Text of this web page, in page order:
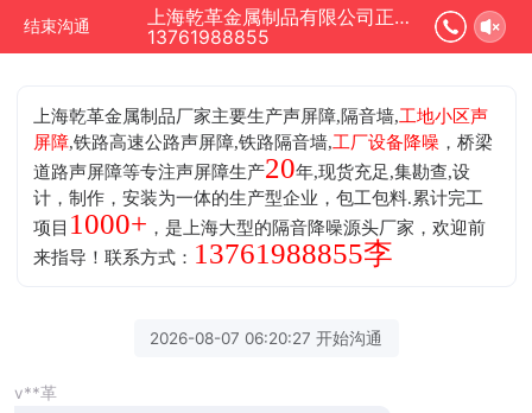
结束沟通
上海乾革金属制品有限公司正在为您服务
13761988855
上海乾革金属制品厂家主要生产声屏障,隔音墙,工地小区声
屏障,铁路高速公路声屏障,铁路隔音墙,工厂设备降噪 ，桥梁
道路声屏障等专注声屏障生产20年,现货充足,集勘查,设
计，制作，安装为一体的生产型企业，包工包料.累计完工
项目 1000+ ，是上海大型的隔音降噪源头厂家，欢迎前
来指导！联系方式： 13761988855李
2026-08-07 06:20:27 开始沟通
v**革